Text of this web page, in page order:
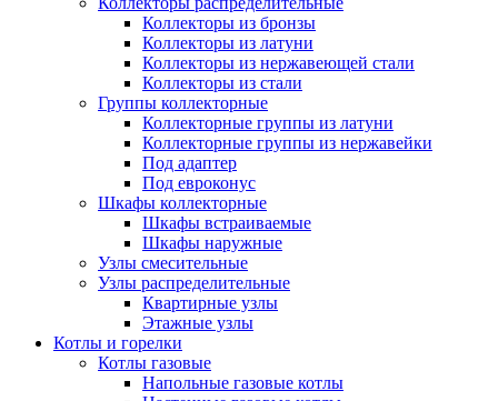
Коллекторы из бронзы
Коллекторы из латуни
Коллекторы из нержавеющей стали
Коллекторы из стали
Группы коллекторные
Коллекторные группы из латуни
Коллекторные группы из нержавейки
Под адаптер
Под евроконус
Шкафы коллекторные
Шкафы встраиваемые
Шкафы наружные
Узлы смесительные
Узлы распределительные
Квартирные узлы
Этажные узлы
Котлы и горелки
Котлы газовые
Напольные газовые котлы